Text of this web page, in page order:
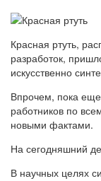
Красная ртуть,
разработок,
искусственно
Впрочем, пока еще
работников по
новыми фактами.
На сегодняшний
В научных целях